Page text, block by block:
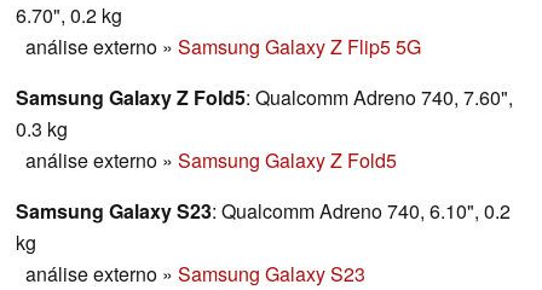
6.70", 0.2 kg
análise externo » Samsung Galaxy Z Flip5 5G
Samsung Galaxy Z Fold5: Qualcomm Adreno 740, 7.60",
0.3 kg
análise externo » Samsung Galaxy Z Fold5
Samsung Galaxy S23: Qualcomm Adreno 740, 6.10", 0.2
kg
análise externo » Samsung Galaxy S23